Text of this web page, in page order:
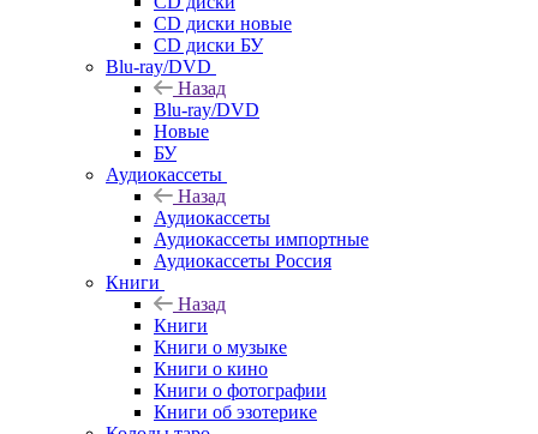
CD диски новые
CD диски БУ
Blu-ray/DVD
Назад
Blu-ray/DVD
Новые
БУ
Аудиокассеты
Назад
Аудиокассеты
Аудиокассеты импортные
Аудиокассеты Россия
Книги
Назад
Книги
Книги о музыке
Книги о кино
Книги о фотографии
Книги об эзотерике